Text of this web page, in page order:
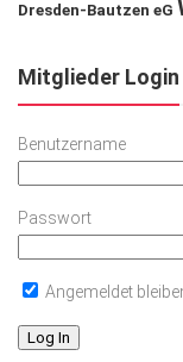
Dresden-Bautzen eG
Mitglieder Login
Benutzername
Passwort
Angemeldet